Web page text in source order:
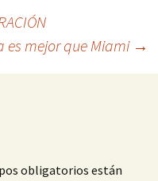
es mejor que Miami →
obligatorios están